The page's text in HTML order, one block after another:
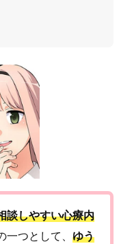
談しやすい心療内
つとして、 ゆう